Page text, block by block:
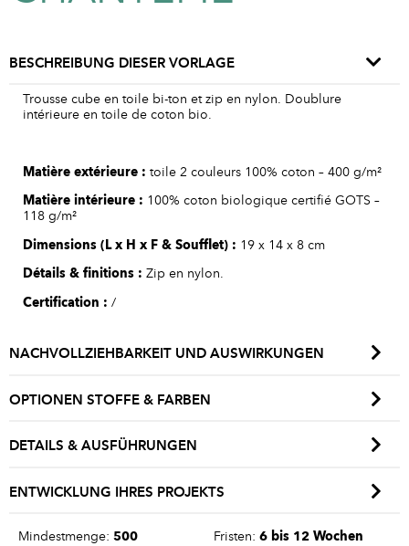
BESCHREIBUNG DIESER VORLAGE
Trousse cube en toile bi-ton et zip en nylon. Doublure
intérieure en toile de coton bio.
Matière extérieure : toile 2 couleurs 100% coton – 400 g/m²
Matière intérieure : 100% coton biologique certifié GOTS –
118 g/m²
Dimensions (L x H x F & Soufflet) : 19 x 14 x 8 cm
Détails & finitions : Zip en nylon.
Certification : /
NACHVOLLZIEHBARKEIT UND AUSWIRKUNGEN
OPTIONEN STOFFE & FARBEN
DETAILS & AUSFÜHRUNGEN
ENTWICKLUNG IHRES PROJEKTS
Mindestmenge: 500 Fristen: 6 bis 12 Wochen